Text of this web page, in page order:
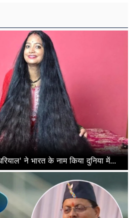
ने भारत के नाम किया दुनिया में...